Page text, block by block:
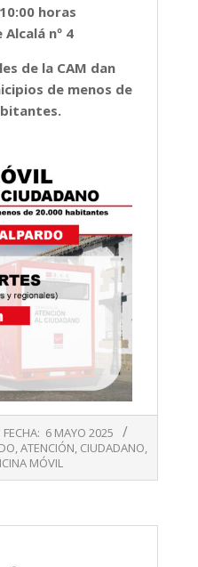
horas
Alcalá nº 4
de la CAM dan
de menos de
FECHA: 6 MAYO 2025
,ATENCIÓN, CIUDADANO,
MÓVIL